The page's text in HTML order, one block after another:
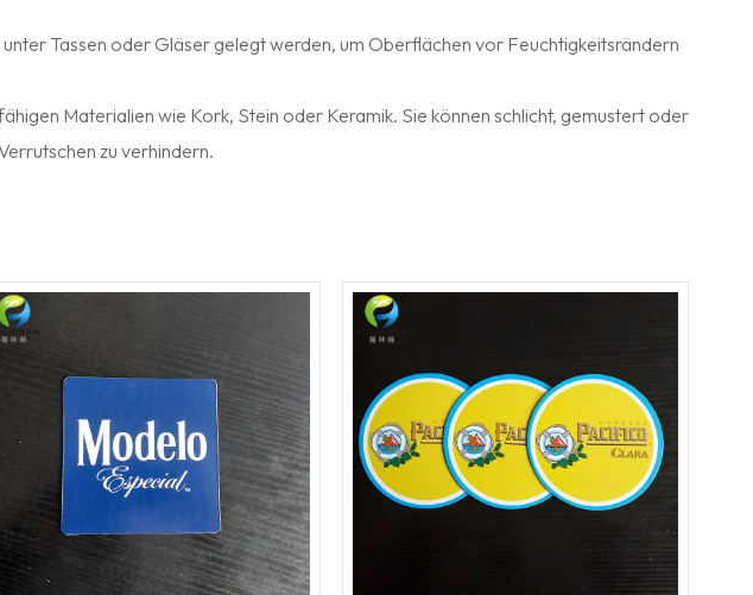
Tassen oder Gläser gelegt werden, um Oberflächen vor Feuchtigkeitsrändern
Materialien wie Kork, Stein oder Keramik. Sie können schlicht, gemustert oder
zu verhindern.